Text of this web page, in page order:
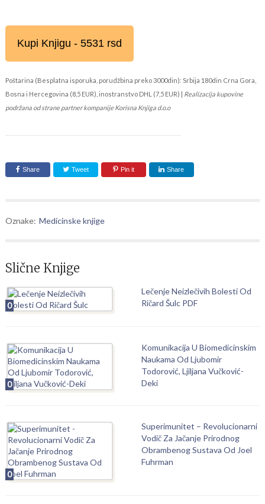
Kupi Knjigu - 5531 rsd
Poštarina (Besplatna isporuka, porudžbina preko 3000din): Srbija 180din Crna Gora,
Bosna i Hercegovina (8,5 EUR), inostranstvo DHL (7,5 EUR) | Realizacija kupovine
podržana od strane partner kompanije Korisna Knjiga d.o.o
Share Tweet Pin it Share
Oznake: Medicinske knjige
Slične Knjige
0
Lečenje Neizlečivih Bolesti Od
Ričard Šulc PDF
0
Komunikacija U Biomedicinskim
Naukama Od Ljubomir
Todorović, Ljiljana Vučković-
Deki
0
Superimunitet – Revolucionarni
Vodič Za Jačanje Prirodnog
Obrambenog Sustava Od Joel
Fuhrman